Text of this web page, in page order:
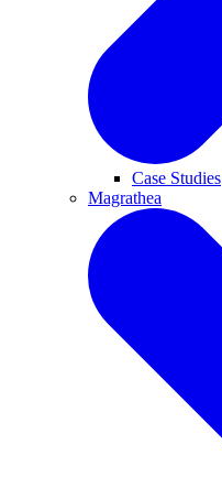
Case Studies
Magrathea